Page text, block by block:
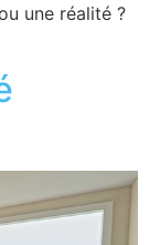
une réalité ?